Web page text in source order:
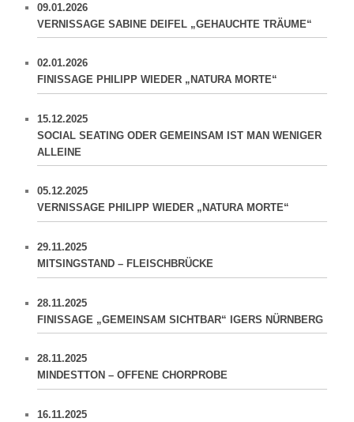
09.01.2026
VERNISSAGE SABINE DEIFEL „GEHAUCHTE TRÄUME“
02.01.2026
FINISSAGE PHILIPP WIEDER „NATURA MORTE“
15.12.2025
SOCIAL SEATING ODER GEMEINSAM IST MAN WENIGER
ALLEINE
05.12.2025
VERNISSAGE PHILIPP WIEDER „NATURA MORTE“
29.11.2025
MITSINGSTAND – FLEISCHBRÜCKE
28.11.2025
FINISSAGE „GEMEINSAM SICHTBAR“ IGERS NÜRNBERG
28.11.2025
MINDESTTON – OFFENE CHORPROBE
16.11.2025